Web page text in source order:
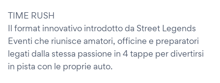
TIME RUSH
Il format innovativo introdotto da Street Legends
Eventi che riunisce amatori, officine e preparatori
legati dalla stessa passione in 4 tappe per divertirsi
in pista con le proprie auto.